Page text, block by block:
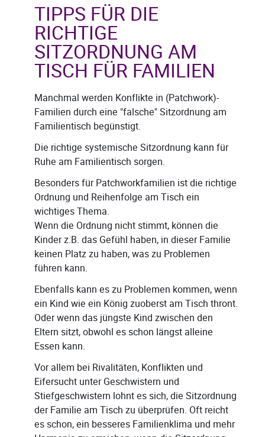
TIPPS FÜR DIE
RICHTIGE
SITZORDNUNG AM
TISCH FÜR FAMILIEN
Manchmal werden Konflikte in (Patchwork)-
Familien durch eine "falsche" Sitzordnung am
Familientisch begünstigt.
Die richtige systemische Sitzordnung kann für
Ruhe am Familientisch sorgen.
Besonders für Patchworkfamilien ist die richtige
Ordnung und Reihenfolge am Tisch ein
wichtiges Thema.
Wenn die Ordnung nicht stimmt, können die
Kinder z.B. das Gefühl haben, in dieser Familie
keinen Platz zu haben, was zu Problemen
führen kann.
Ebenfalls kann es zu Problemen kommen, wenn
ein Kind wie ein König zuoberst am Tisch thront.
Oder wenn das jüngste Kind zwischen den
Eltern sitzt, obwohl es schon längst alleine
Essen kann.
Vor allem bei Rivalitäten, Konflikten und
Eifersucht unter Geschwistern und
Stiefgeschwistern lohnt es sich, die Sitzordnung
der Familie am Tisch zu überprüfen. Oft reicht
es schon, ein besseres Familienklima und mehr